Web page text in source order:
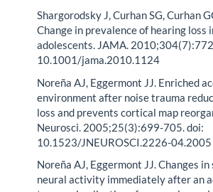
Shargorodsky J, Curhan SG, Curhan
Change in prevalence of hearing loss
adolescents. JAMA.
10.1001/jama.2010.1124
Noreña AJ, Eggermont JJ. Enriched
environment after noise trauma
loss and prevents cortical map
Neurosci. 2005;25(3):699-705. doi:
10.1523/JNEUROSCI.2226-04.2005
Noreña AJ, Eggermont JJ. Changes
neural activity immediately after an